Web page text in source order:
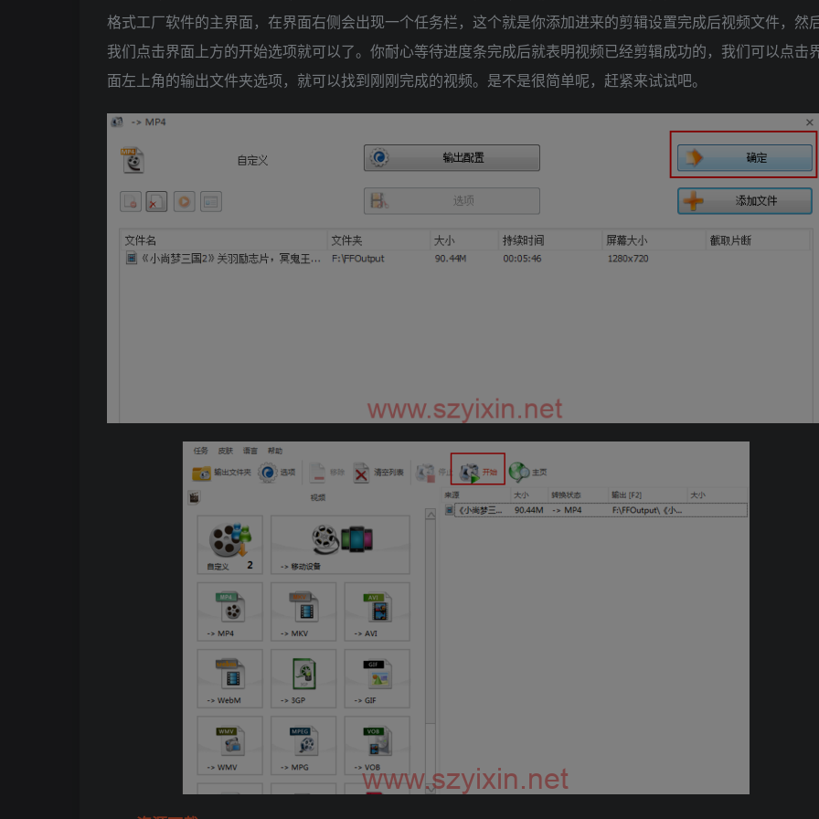
格式工厂软件的主界面，在界面右侧会出现一个任务栏，这个就是你添加进来的剪辑设置完成后视频文件，然
我们点击界面上方的开始选项就可以了。你耐心等待进度条完成后就表明视频已经剪辑成功的，我们可以点击
面左上角的输出文件夹选项，就可以找到刚刚完成的视频。是不是很简单呢，赶紧来试试吧。